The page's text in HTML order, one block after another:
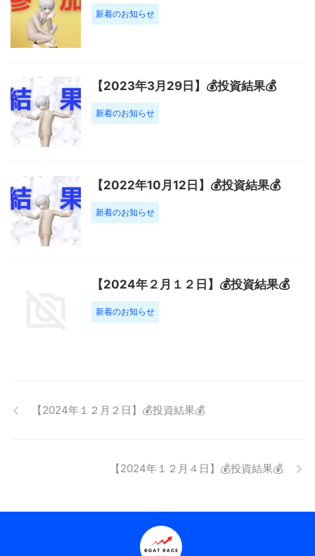
新着のお知らせ
【2023年3月29日】💰投資結果💰
新着のお知らせ
【2022年10月12日】💰投資結果💰
新着のお知らせ
【2024年２月１２日】💰投資結果💰
新着のお知らせ
【2024年１２月２日】💰投資結果💰
【2024年１２月４日】💰投資結果💰